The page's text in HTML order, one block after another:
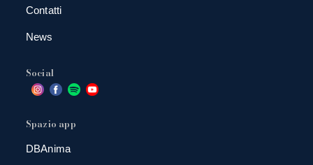
Contatti
News
Social
Spazio app
DBAnima